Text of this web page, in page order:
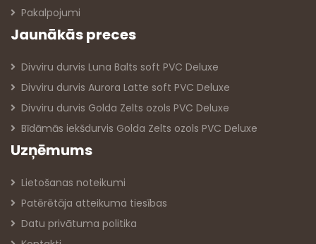
Pakalpojumi
Jaunākās preces
Divviru durvis Luna Balts soft PVC Deluxe
Divviru durvis Aurora Latte soft PVC Deluxe
Divviru durvis Golda Zelts ozols PVC Deluxe
Bīdāmās iekšdurvis Golda Zelts ozols PVC Deluxe
Uzņēmums
Lietošanas noteikumi
Patērētāja atteikuma tiesības
Datu privātuma politika